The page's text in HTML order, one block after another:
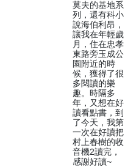
莫夫的基地系
列，還有科小
說海伯利昂，
讓我在年輕歲
月，住在忠孝
東路旁玉成公
園附近的時
候，獲得了很
多閱讀的樂
趣。時隔多
年，又想在好
讀看點書，到
了今天，我第
一次在好讀把
村上春樹的收
音機2讀完，
感謝好讀~